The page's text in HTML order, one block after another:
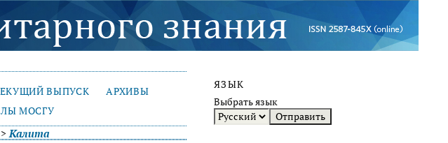
ЯЗЫК
Выбрать язык
ВЫПУСК
АРХИВЫ
МОСГУ
Калита